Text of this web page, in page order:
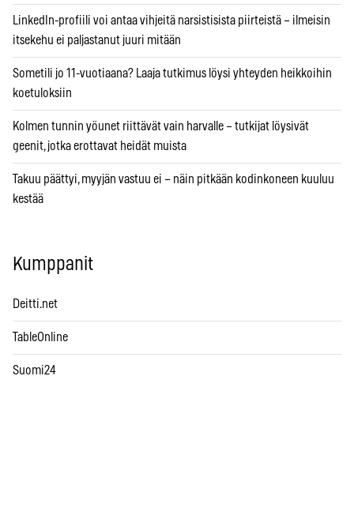
LinkedIn-profiili voi antaa vihjeitä narsistisista piirteistä – ilmeisin
itsekehu ei paljastanut juuri mitään
Sometili jo 11-vuotiaana? Laaja tutkimus löysi yhteyden heikkoihin
koetuloksiin
Kolmen tunnin yöunet riittävät vain harvalle – tutkijat löysivät
geenit, jotka erottavat heidät muista
Takuu päättyi, myyjän vastuu ei – näin pitkään kodinkoneen kuuluu
kestää
Kumppanit
Deitti.net
TableOnline
Suomi24